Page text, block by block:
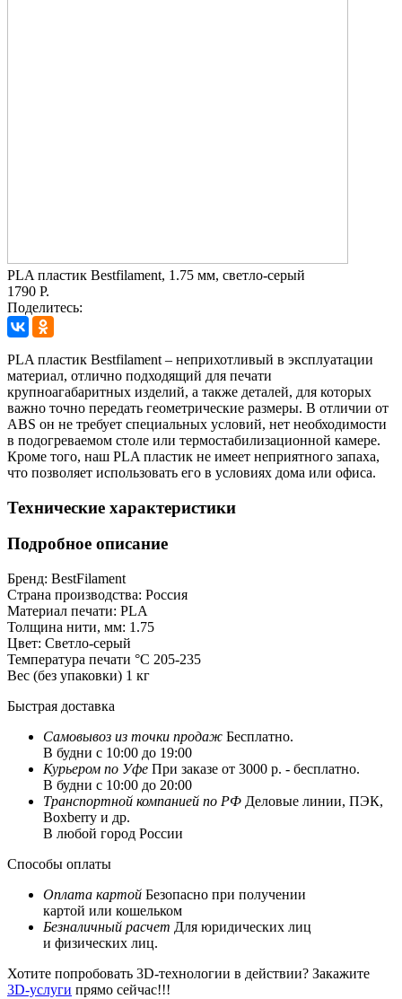
PLA пластик Bestfilament, 1.75 мм, светло-серый
1790 Р.
Поделитесь:
PLA пластик Bestfilament – неприхотливый в эксплуатации
материал, отлично подходящий для печати
крупноагабаритных изделий, а также деталей, для которых
важно точно передать геометрические размеры. В отличии от
ABS он не требует специальных условий, нет необходимости
в подогреваемом столе или термостабилизационной камере.
Кроме того, наш PLA пластик не имеет неприятного запаха,
что позволяет использовать его в условиях дома или офиса.
Технические характеристики
Подробное описание
Бренд: BestFilament
Страна производства: Россия
Материал печати: PLA
Толщина нити, мм: 1.75
Цвет: Светло-серый
Температура печати °C 205-235
Вес (без упаковки) 1 кг
Быстрая доставка
Самовывоз из точки продаж Бесплатно.
В будни с 10:00 до 19:00
Курьером по Уфе При заказе от 3000 р. - бесплатно.
В будни с 10:00 до 20:00
Транспортной компанией по РФ Деловые линии, ПЭК,
Boxberry и др.
В любой город России
Способы оплаты
Оплата картой Безопасно при получении
картой или кошельком
Безналичный расчет Для юридических лиц
и физических лиц.
Хотите попробовать 3D-технологии в действии? Закажите
3D-услуги прямо сейчас!!!